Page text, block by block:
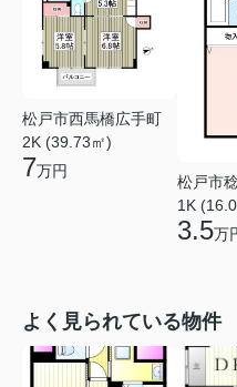
松戸市西馬橋広手町
2K (39.73㎡)
7万円
松戸市
1K
3.5万
よく見られている物件